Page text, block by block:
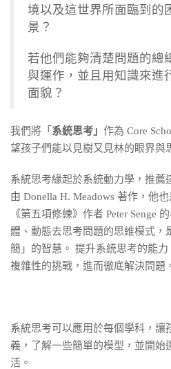
境以及這世界所面臨到的
景？
若他們能夠清楚問題的總
與運作，並且用知識來進
面貌？
我們將「 系統思考」 作為 Core
望孩子們能以見樹又見林的眼界與
系統思考緣起於系統動力學，推薦
由 Donella H. Meadows 著作，他
《第五項修練》作者 Peter Senge
體、動態去思考問題的思維模式，
簡」的智慧。 提升系統思考的能
複雜性的挑戰，進而徹底解決問題
系統思考可以應用於每個學科，讓
義，了解一些簡單的模型，並開始
活。